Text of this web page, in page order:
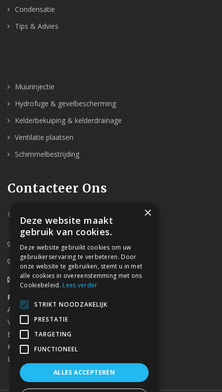
Condensatie
Tips & Advies
Muurinjectie
Hydrofuge & gevelbescherming
Kelderbekuiping & kelderdrainage
Ventilatie plaatsen
Schimmelbestrijding
Contacteer Ons
Westpoort 37B,
2070 Zwijndrecht
0800/61 667 (24/7 bereikbaar)
03/369.60.29
info@waterdicht-vochtbestrijding.be
Regionaal contact
Antwerpen
03/369.60.29
Vlaams Brabant & Brussel
Brugge
Kortrijk
Limburg
×
Deze website maakt
gebruik van cookies.
Deze website gebruikt cookies om uw
gebruikerservaring te verbeteren. Door
onze website te gebruiken, stemt u in met
alle cookies in overeenstemming met ons
Cookiebeleid. Lees verder
STRIKT NOODZAKELIJK
PRESTATIE
TARGETING
FUNCTIONEEL
ALLES ACCEPTEREN